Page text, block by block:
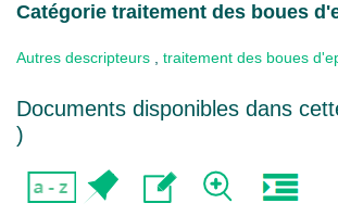
Catégorie traitement des boues
Autres descripteurs traitement des boues
Documents disponibles dans
)